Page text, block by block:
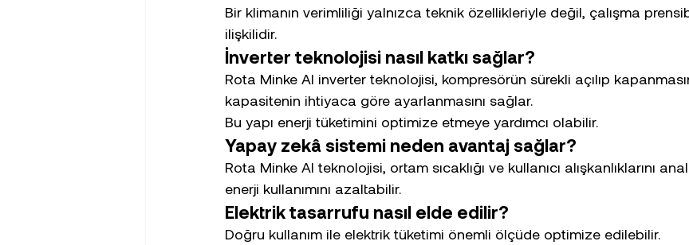
Bir klimanın verimliliği yalnızca teknik özellikleriyle değil, çalışma
ilişkilidir.
İnverter teknolojisi nasıl katkı sağlar?
Rota Minke AI inverter teknolojisi, kompresörün sürekli açılıp
kapasitenin ihtiyaca göre ayarlanmasını sağlar.
Bu yapı enerji tüketimini optimize etmeye yardımcı olabilir.
Yapay zekâ sistemi neden avantaj sağlar?
Rota Minke AI teknolojisi, ortam sıcaklığı ve kullanıcı alışkanlıklarını
enerji kullanımını azaltabilir.
Elektrik tasarrufu nasıl elde edilir?
Doğru kullanım ile elektrik tüketimi önemli ölçüde optimize edilebilir.